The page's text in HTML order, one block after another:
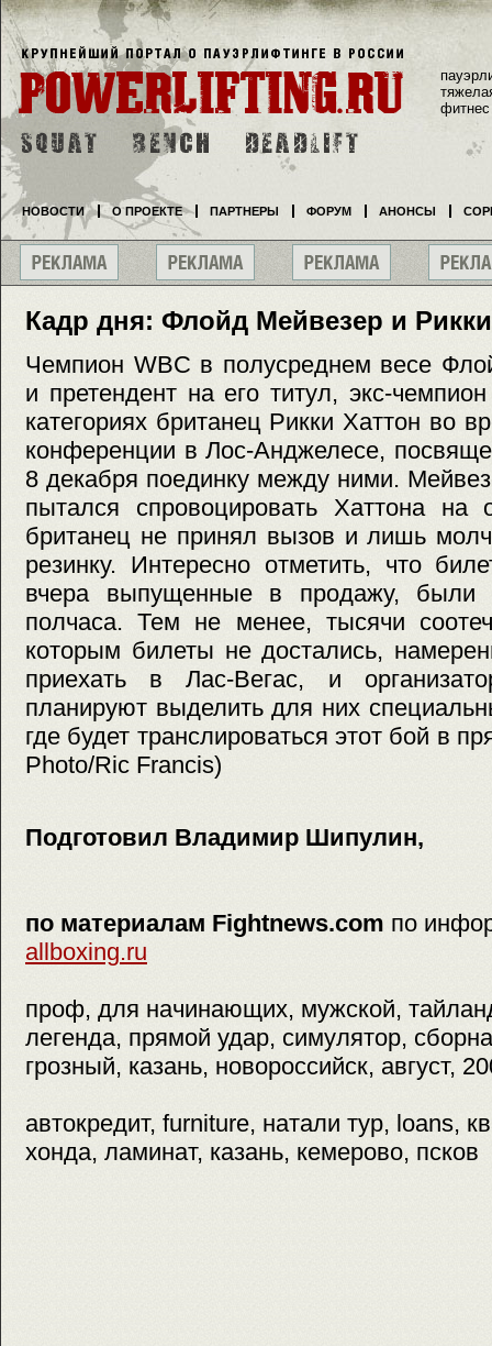
Кадр дня: Флойд Мейвезер и
Чемпион WBC в полусреднем весе
и претендент на его титул, экс-
категориях британец Рикки Хаттон во
конференции в Лос-Анджелесе,
8 декабря поединку между ними.
пытался спровоцировать Хаттона на
британец не принял вызов и лишь
резинку. Интересно отметить, что
вчера выпущенные в продажу, были
полчаса. Тем не менее, тысячи
которым билеты не достались,
приехать в Лас-Вегас, и
планируют выделить для них
где будет транслироваться этот бой в
Photo/Ric Francis)
Подготовил Владимир Шипулин,
по материалам Fightnews.com по
allboxing.ru
проф, для начинающих, мужской,
легенда, прямой удар, симулятор,
грозный, казань, новороссийск, август,
автокредит, furniture, натали тур, loans,
хонда, ламинат, казань, кемерово, псков
фитнес
НОВОСТИ О ПРОЕКТЕ ПАРТНЕРЫ ФОРУМ АНОНСЫ